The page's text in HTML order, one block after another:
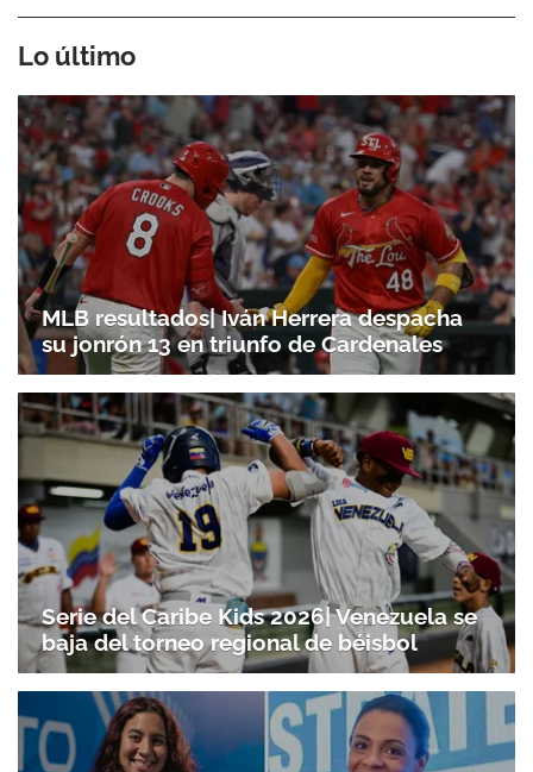
Lo último
MLB resultados| Iván Herrera despacha
su jonrón 13 en triunfo de Cardenales
Serie del Caribe Kids 2026| Venezuela se
baja del torneo regional de béisbol